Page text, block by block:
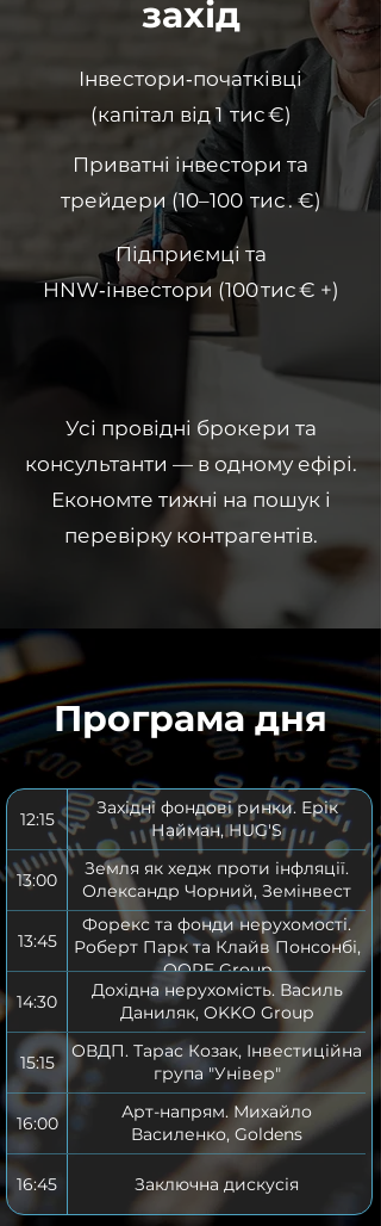
захід
Інвестори‑початківці
(капітал від 1 тис €)
Приватні інвестори та
трейдери (10–100 тис . €)
Підприємці та
HNW‑інвестори (100 тис € +)
Усі провідні брокери та
консультанти — в одному ефірі.
Економте тижні на пошук і
перевірку контрагентів.
Програма дня
12:15
Західні фондові ринки. Ерік
Найман, HUG'S
13:00
Земля як хедж проти інфляції.
Олександр Чорний, Земінвест
13:45
Форекс та фонди нерухомості.
Роберт Парк та Клайв Понсонбі,
QORE Group
14:30
Дохідна нерухомість. Василь
Даниляк, OKKO Group
15:15
ОВДП. Тарас Козак, Інвестиційна
група "Універ"
16:00
Арт-напрям. Михайло
Василенко, Goldens
16:45 Заключна дискусія